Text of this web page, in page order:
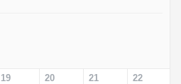
19 20 21 22